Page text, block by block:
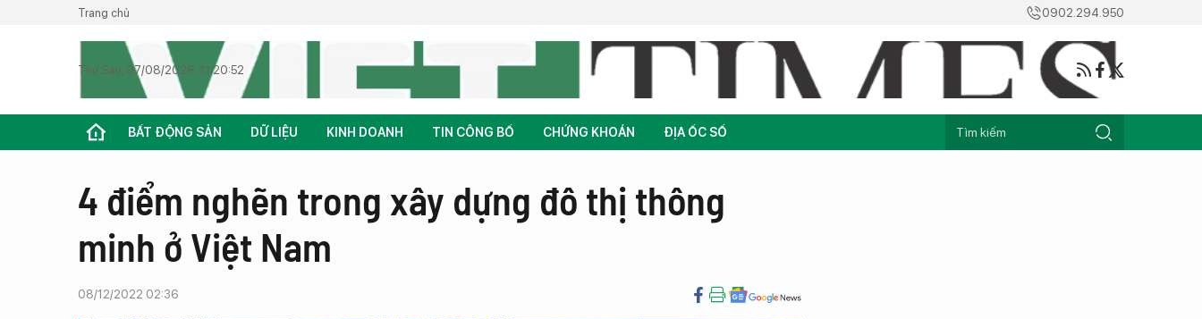
Trang chủ 0902.294.950
Thứ Sáu, 07/08/2026, 11:20:52
BẤT ĐỘNG SẢN DỮ LIỆU KINH DOANH TIN CÔNG BỐ CHỨNG KHOÁN ĐỊA ỐC SỐ
4 điểm nghẽn trong xây dựng đô thị thông
minh ở Việt Nam
08/12/2022 02:36